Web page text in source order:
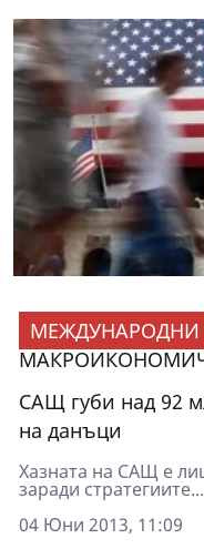
МЕЖДУНАРОДНИ
САЩ губи над 92
на данъци
Хазната на САЩ е
заради стратегиите...
04 Юни 2013, 11:09